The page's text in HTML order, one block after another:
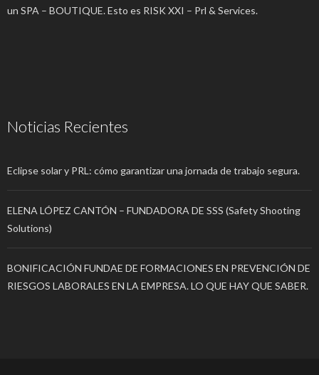
un SPA – BOUTIQUE. Esto es RISK XXI – Prl & Services.
Noticias Recientes
Eclipse solar y PRL: cómo garantizar una jornada de trabajo segura.
ELENA LÓPEZ CANTÓN – FUNDADORA DE SSS (Safety Shooting
Solutions)
BONIFICACIÓN FUNDAE DE FORMACIONES EN PREVENCIÓN DE
RIESGOS LABORALES EN LA EMPRESA. LO QUE HAY QUE SABER.